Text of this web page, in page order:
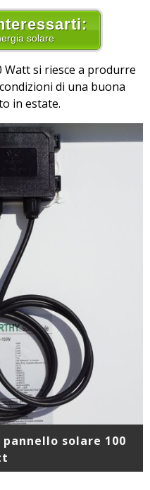
solare
Watt si riesce a produrre
di una buona
in estate.
solare 100